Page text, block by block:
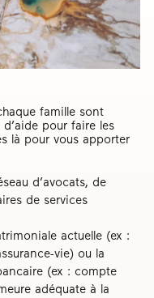
famille sont
pour faire les
là pour vous apporter
d’avocats, de
de services
actuelle (ex :
vie) ou la
(ex : compte
adéquate à la